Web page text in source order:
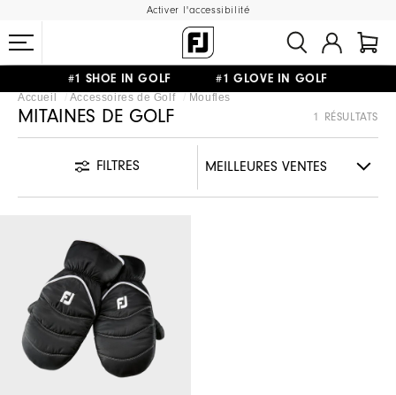
Activer l'accessibilité
#1 SHOE IN GOLF #1 GLOVE IN GOLF
LIVRAISON OFFERTEDÈS 99€+&
Accueil Accessoires de Golf Moufles
MITAINES DE GOLF 1 RÉSULTATS
FILTRES